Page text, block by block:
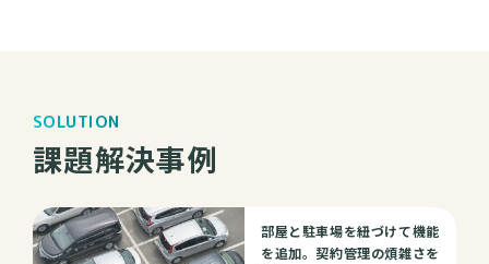
SOLUTION
課題解決事例
部屋と駐車場を紐づけて機能
を追加。契約管理の煩雑さを